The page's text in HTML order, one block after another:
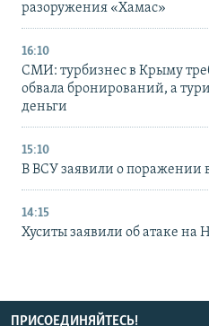
разоружения «Хамас»
16:10
СМИ: турбизнес в Крыму
обвала бронирований, а
деньги
15:10
В ВСУ заявили о поражении
14:15
Хуситы заявили об атаке на
ПРИСОЕДИНЯЙТЕСЬ!